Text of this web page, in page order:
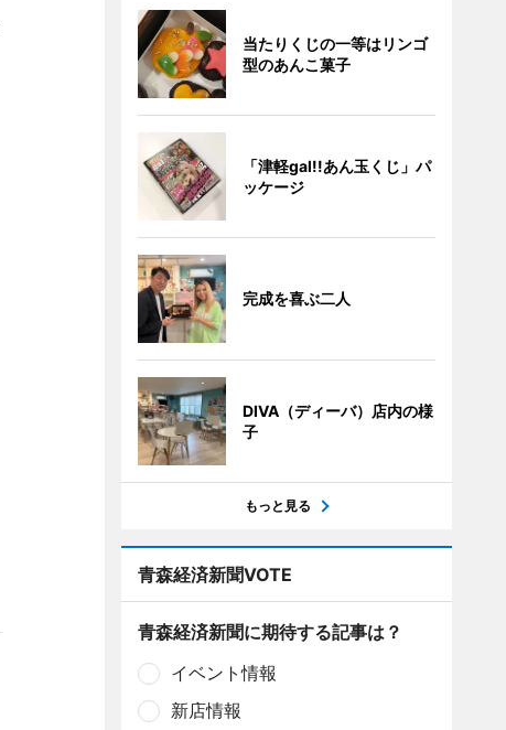
当たりくじの一等はリンゴ
型のあんこ菓子
「津軽gal!!あん玉くじ」パ
ッケージ
完成を喜ぶ二人
DIVA（ディーバ）店内の様
子
もっと見る
青森経済新聞VOTE
青森経済新聞に期待する記事は？
イベント情報
新店情報